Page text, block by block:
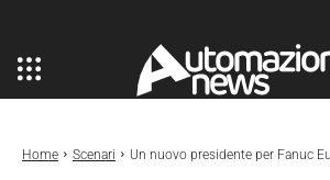
Home Scenari Un nuovo presidente per Fanuc